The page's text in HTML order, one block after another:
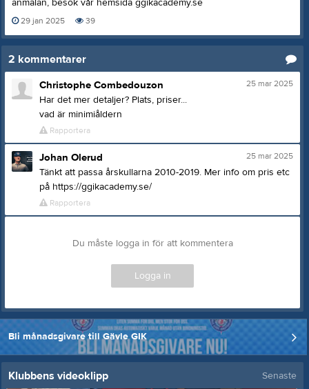
seconds
anmälan, besök vår hemsida ggikacademy.se
29 jan 2025 39
2 kommentarer
25 mar 2025
Christophe Combedouzon
Har det mer detaljer? Plats, priser...
vad är minimiåldern
Rapportera
25 mar 2025
Johan Olerud
Tänkt att passa årskullarna 2010-2019. Mer info om pris etc
på https://ggikacademy.se/
Rapportera
Du måste logga in för att kommentera
Logga in
Bli månadsgivare till Gävle GIK
Klubbens videoklipp Senaste